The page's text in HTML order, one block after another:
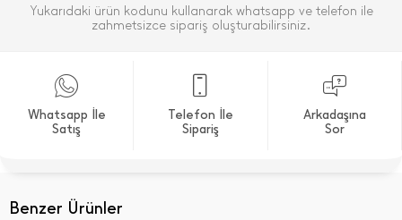
Yukarıdaki ürün kodunu kullanarak whatsapp ve telefon ile
zahmetsizce sipariş oluşturabilirsiniz.
Whatsapp İle
Satış
Telefon İle
Sipariş
Arkadaşına
Sor
Benzer Ürünler